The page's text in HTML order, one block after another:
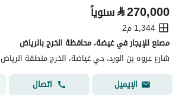
⃁270,000 سنوياً
1,344 م2
مصنع للإيجار في غيضة، محافظة الخرج بالرياض
شارع عروه بن الورد، حي غياضة، الخرج منطقة الرياض
الإيميل
اتصال